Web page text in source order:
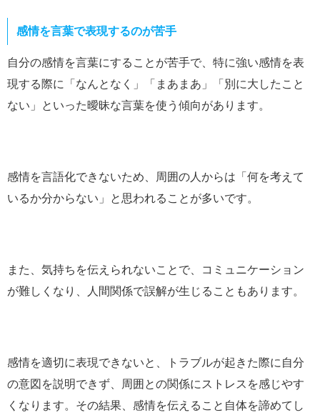
感情を言葉で表現するのが苦手
自分の感情を言葉にすることが苦手で、特に強い感情を表
現する際に「なんとなく」「まあまあ」「別に大したこと
ない」といった曖昧な言葉を使う傾向があります。
感情を言語化できないため、周囲の人からは「何を考えて
いるか分からない」と思われることが多いです。
また、気持ちを伝えられないことで、コミュニケーション
が難しくなり、人間関係で誤解が生じることもあります。
感情を適切に表現できないと、トラブルが起きた際に自分
の意図を説明できず、周囲との関係にストレスを感じやす
くなります。その結果、感情を伝えること自体を諦めてし